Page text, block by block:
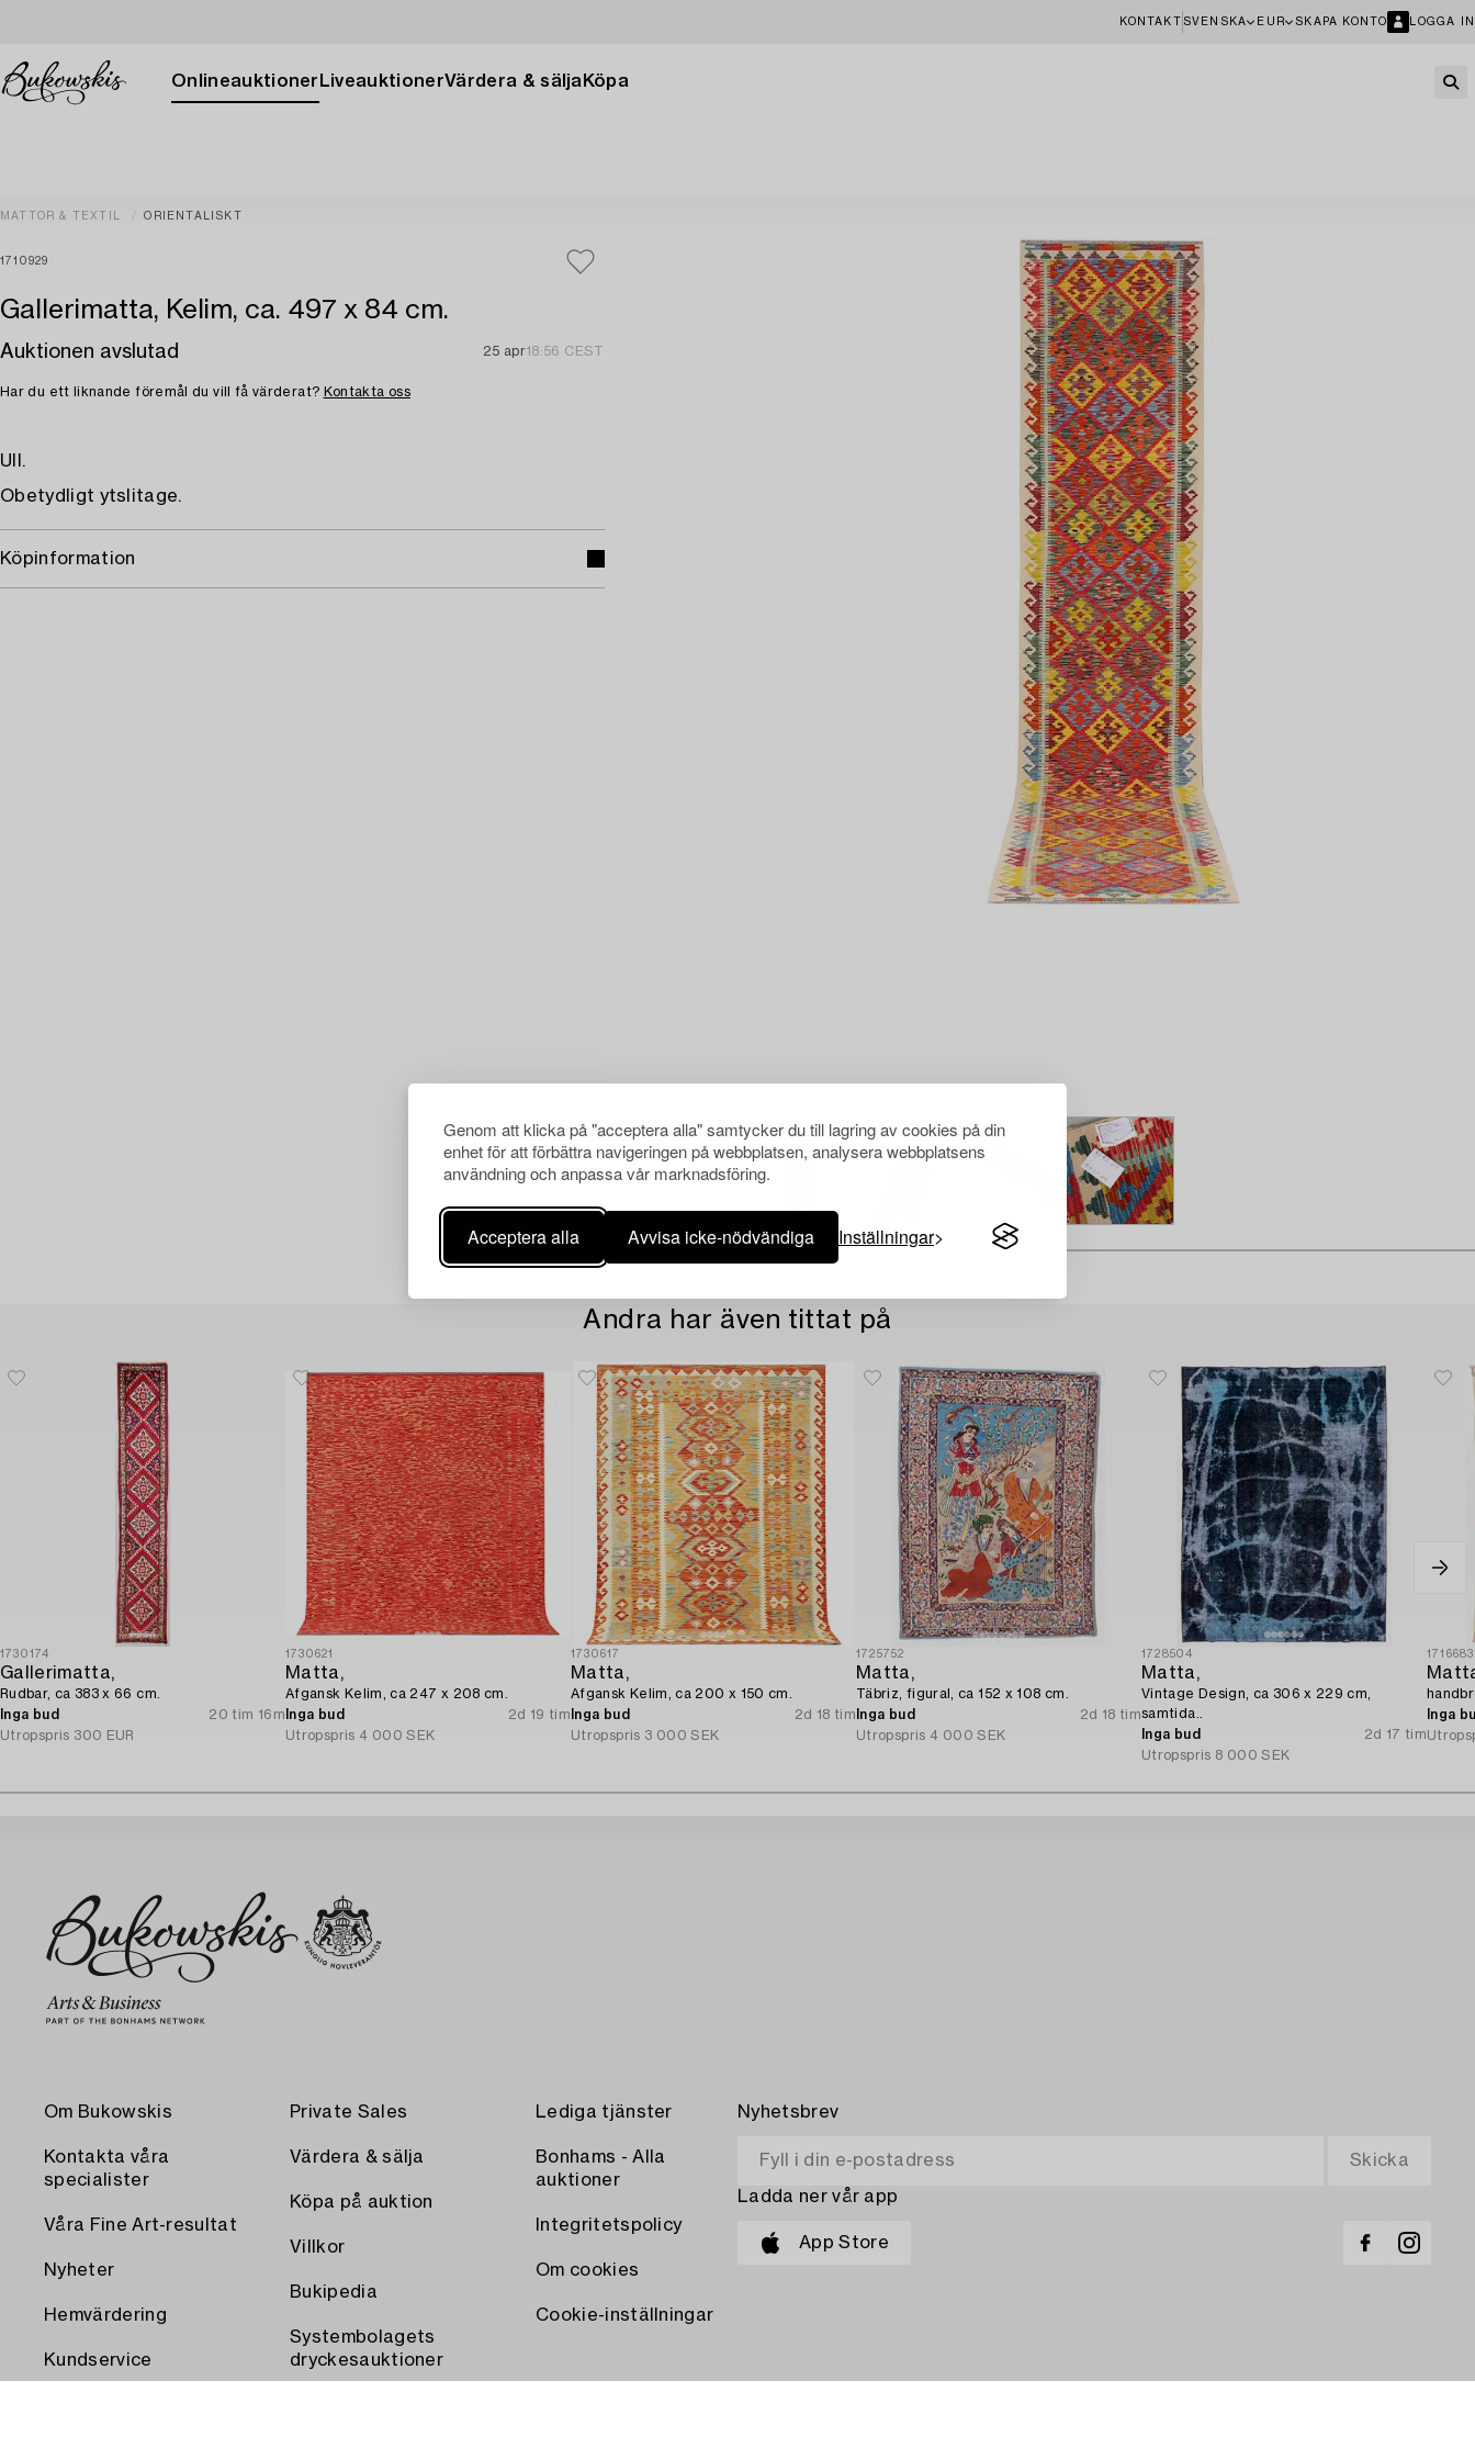
Genom att klicka på "acceptera alla" samtycker du till lagring av cookies på din
enhet för att förbättra navigeringen på webbplatsen, analysera webbplatsens
användning och anpassa vår marknadsföring.
Acceptera alla Avvisa icke-nödvändiga Inställningar
KONTAKT SVENSKA EUR SKAPA KONTO LOGGA IN
Onlineauktioner LiveauktionerVärdera & sälja Köpa
MATTOR & TEXTIL ORIENTALISKT
1710929
Gallerimatta, Kelim, ca. 497 x 84 cm.
Auktionen avslutad 25 apr18:56 CEST
Har du ett liknande föremål du vill få värderat? Kontakta oss
Ull.
Obetydligt ytslitage.
Köpinformation
Andra har även tittat på
1730174
Gallerimatta,
Rudbar, ca 383 x 66 cm.
Inga bud
20 tim 16m
Utropspris 300 EUR
1730621
Matta,
Afgansk Kelim, ca 247 x 208 cm.
Inga bud
2d 19 tim
Utropspris 4 000 SEK
1730617
Matta,
Afgansk Kelim, ca 200 x 150 cm.
Inga bud
2d 18 tim
Utropspris 3 000 SEK
1725752
Matta,
Täbriz, figural, ca 152 x 108 cm.
Inga bud
2d 18 tim
Utropspris 4 000 SEK
1728504
Matta,
Vintage Design, ca 306 x 229 cm,
samtida..
Inga bud
2d 17 tim
Utropspris 8 000 SEK
1716683
Inga
Om Bukowskis
Kontakta våra
specialister
Våra Fine Art-resultat
Nyheter
Hemvärdering
Kundservice
Private Sales
Värdera & sälja
Köpa på auktion
Villkor
Bukipedia
Systembolagets
dryckesauktioner
Lediga tjänster
Bonhams - Alla
auktioner
Integritetspolicy
Om cookies
Cookie-inställningar
Nyhetsbrev
Ladda ner vår app
App Store